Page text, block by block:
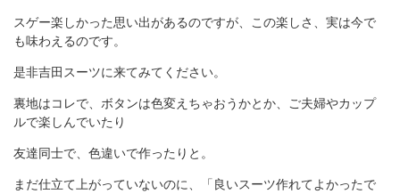
スゲー楽しかった思い出があるのですが、この楽しさ、実は今で
も味わえるのです。
是非吉田スーツに来てみてください。
裏地はコレで、ボタンは色変えちゃおうかとか、ご夫婦やカップ
ルで楽しんでいたり
友達同士で、色違いで作ったりと。
まだ仕立て上がっていないのに、「良いスーツ作れてよかったで